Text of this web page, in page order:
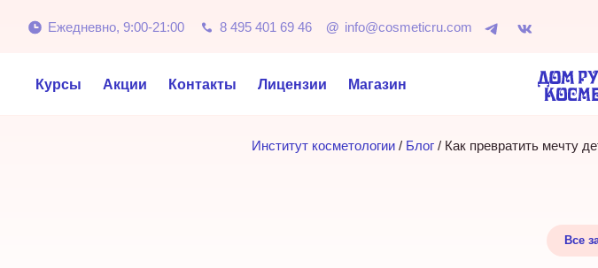
Ежедневно, 9:00-21:00 8 495 401 69 46 @ info@cosmeticru.com
Курсы Акции Контакты Лицензии Магазин
Институт косметологии / Блог / Как превратить мечту
Все